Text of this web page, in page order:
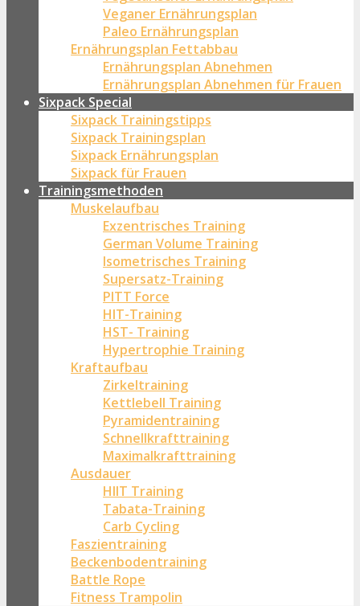
Veganer Ernährungsplan
Paleo Ernährungsplan
Ernährungsplan Fettabbau
Ernährungsplan Abnehmen
Ernährungsplan Abnehmen für Frauen
Sixpack Special
Sixpack Trainingstipps
Sixpack Trainingsplan
Sixpack Ernährungsplan
Sixpack für Frauen
Trainingsmethoden
Muskelaufbau
Exzentrisches Training
German Volume Training
Isometrisches Training
Supersatz-Training
PITT Force
HIT-Training
HST- Training
Hypertrophie Training
Kraftaufbau
Zirkeltraining
Kettlebell Training
Pyramidentraining
Schnellkrafttraining
Maximalkrafttraining
Ausdauer
HIIT Training
Tabata-Training
Carb Cycling
Faszientraining
Beckenbodentraining
Battle Rope
Fitness Trampolin